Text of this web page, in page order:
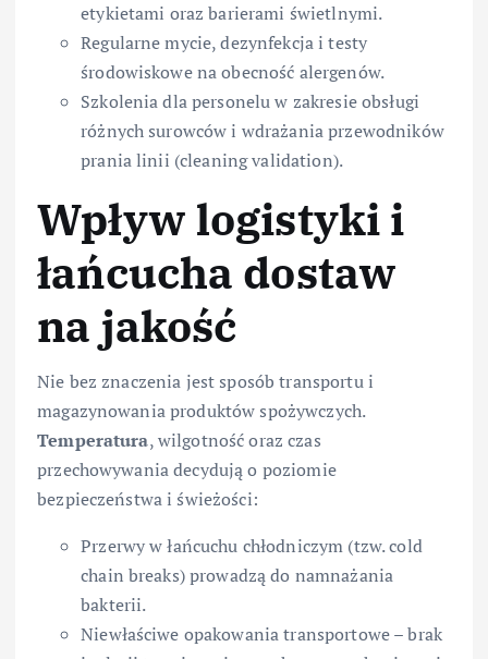
etykietami oraz barierami świetlnymi.
Regularne mycie, dezynfekcja i testy
środowiskowe na obecność alergenów.
Szkolenia dla personelu w zakresie obsługi
różnych surowców i wdrażania przewodników
prania linii (cleaning validation).
Wpływ logistyki i
łańcucha dostaw
na jakość
Nie bez znaczenia jest sposób transportu i
magazynowania produktów spożywczych.
Temperatura, wilgotność oraz czas
przechowywania decydują o poziomie
bezpieczeństwa i świeżości:
Przerwy w łańcuchu chłodniczym (tzw. cold
chain breaks) prowadzą do namnażania
bakterii.
Niewłaściwe opakowania transportowe – brak